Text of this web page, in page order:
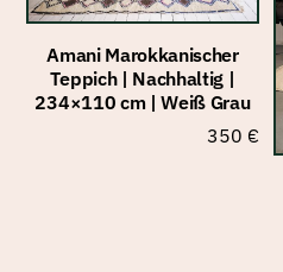
Amani Marokkanischer
Teppich | Nachhaltig |
234×110 cm | Weiß Grau
350 €